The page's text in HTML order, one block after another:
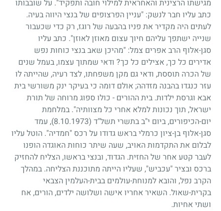
מגישתו הרצינית והאחראית למילוי חובה ותפקיד". על שובבותו
כתב עליו חבר לנשק: "עניין הפרצופים של בנצי היווה בעיה.
לעתים היה מקדיר את פניו בהבעה של רוגז, רק כדי שכעבור
שנייה ישתפך עליהם חיוך עצום מאוזן לאוזן". כתב עליו
סגן-אלוף הרב אפרים צמל: "מהיכן שאב בנצי כוחות נפש
אדירים כל כך, אצילים כל כך? ודאי שמתוך עצמו, בעמל שנים
של הכרה תוססת, ודאי גם מקן משפחתו, לצד רעיה, שהייתה לו
עזר כנגדו בהבנה מזדהה; אולם דומה כי בעיקר ינק משורשי בית
אבא וגרסת ילדות. בית ההורים - כולו ספוג מרוחה של תורת
ישראל, תוך נכונות למלא אחרי כל מצוותיה". במלחמת
יום-הכיפורים, ביום י"ב בתשרי תשל"ד (8.10.1973)
, עמד
סגן-אלוף בן-ציון כרמלי בראש גדודו על רכס "חמדיה". הוטל עליו
לבלום את התקדמות האויב, שעה שיתר כוחות האוגדה הופנו
לעבר קטע אחר של החזית. הגדוד, ובנצי בראשו, הצליח להחזיק
ברכס ובציר "עכביש", שעליו הייתה מתוכננת הצליחה. במהלך
הקרב נפל, והובא למנוחת-עולמים בבית-העלמין הצבאי
בקרית-שאול. השאיר אחריו אישה ושלושה ילדים, הורים, אח
ושתי אחיות.